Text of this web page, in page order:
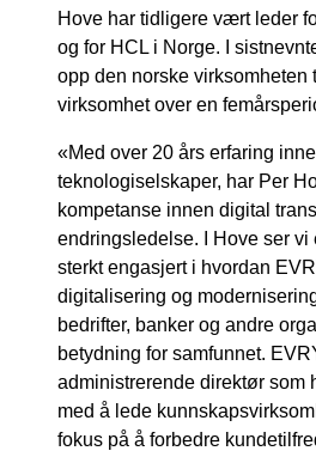
Hove har tidligere vært leder
og for HCL i Norge. I
opp den norske virksomheten
virksomhet over en
«Med over 20 års erfaring
teknologiselskaper, har Per
kompetanse innen digital
endringsledelse. I Hove ser vi
sterkt engasjert i hvordan
digitalisering og
bedrifter, banker og andre
betydning for samfunnet.
administrerende direktør som
med å lede
fokus på å forbedre